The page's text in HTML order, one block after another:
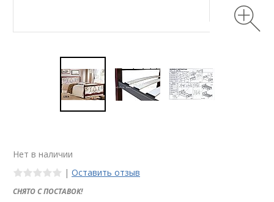
Нет в наличии
| Оставить отзыв
СНЯТО С ПОСТАВОК!